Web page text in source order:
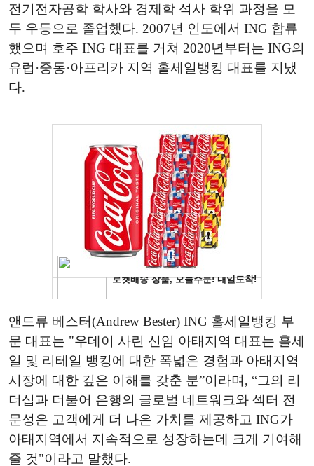
전기전자공학 학사와 경제학 석사 학위 과정을 모
두 우등으로 졸업했다. 2007년 인도에서 ING 합류
했으며 호주 ING 대표를 거쳐 2020년부터는 ING의
유럽·중동·아프리카 지역 홀세일뱅킹 대표를 지냈
다.
앤드류 베스터(Andrew Bester) ING 홀세일뱅킹 부
문 대표는 "우데이 사린 신임 아태지역 대표는 홀세
일 및 리테일 뱅킹에 대한 폭넓은 경험과 아태지역
시장에 대한 깊은 이해를 갖춘 분”이라며, “그의 리
더십과 더불어 은행의 글로벌 네트워크와 섹터 전
문성은 고객에게 더 나은 가치를 제공하고 ING가
아태지역에서 지속적으로 성장하는데 크게 기여해
줄 것"이라고 말했다.